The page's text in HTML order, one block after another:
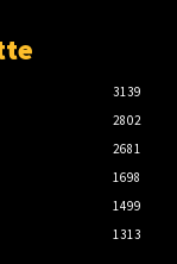
3139
2802
2681
1698
1499
1313